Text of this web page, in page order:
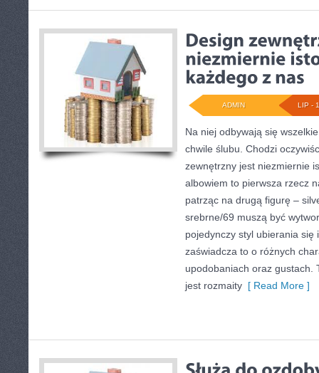
LIP -
ADMIN
Na niej odbywają się
chwile ślubu. Chodzi
zewnętrzny jest niezmiernie
albowiem to pierwsza rzecz
patrząc na drugą figurę –
srebrne/69 muszą być
pojedynczy styl ubierania się
zaświadcza to o różnych
upodobaniach oraz gustach.
jest rozmaity [ Read More ]